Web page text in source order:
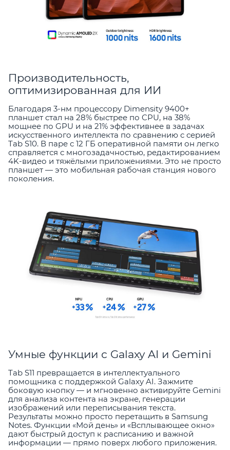
Производительность,
оптимизированная для ИИ
Благодаря 3-нм процессору Dimensity 9400+
планшет стал на 28% быстрее по CPU, на 38%
мощнее по GPU и на 21% эффективнее в задачах
искусственного интеллекта по сравнению с серией
Tab S10. В паре с 12 ГБ оперативной памяти он легко
справляется с многозадачностью, редактированием
4K-видео и тяжёлыми приложениями. Это не просто
планшет — это мобильная рабочая станция нового
поколения.
Умные функции с Galaxy AI и Gemini
Tab S11 превращается в интеллектуального
помощника с поддержкой Galaxy AI. Зажмите
боковую кнопку — и мгновенно активируйте Gemini
для анализа контента на экране, генерации
изображений или переписывания текста.
Результаты можно просто перетащить в Samsung
Notes. Функции «Мой день» и «Всплывающее окно»
дают быстрый доступ к расписанию и важной
информации — прямо поверх любого приложения.